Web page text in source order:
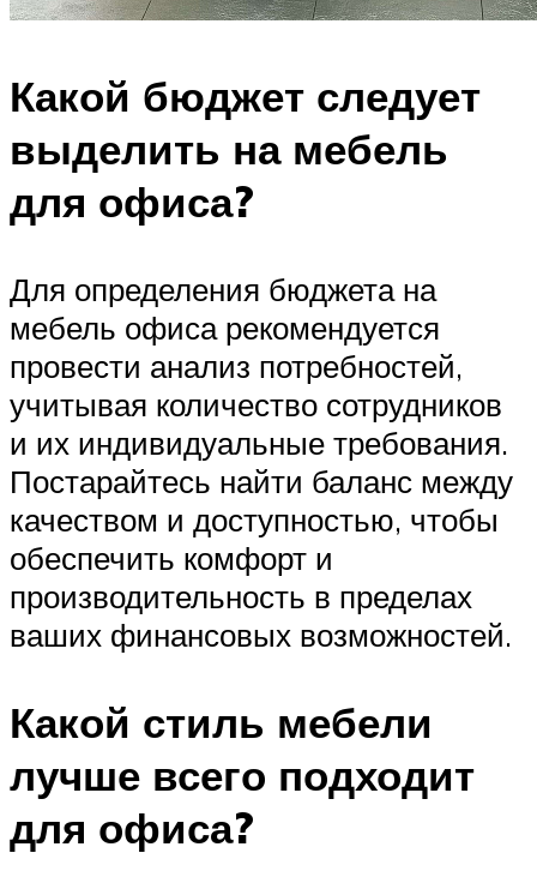
Какой бюджет следует
выделить на мебель
для офиса?
Для определения бюджета на
мебель офиса рекомендуется
провести анализ потребностей,
учитывая количество сотрудников
и их индивидуальные требования.
Постарайтесь найти баланс между
качеством и доступностью, чтобы
обеспечить комфорт и
производительность в пределах
ваших финансовых возможностей.
Какой стиль мебели
лучше всего подходит
для офиса?